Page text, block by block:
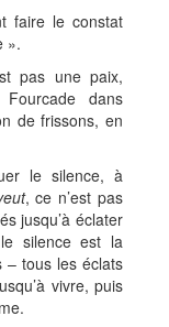
faire le constat
».
pas une paix,
Fourcade dans
de frissons, en
le silence, à
, ce n’est pas
jusqu’à éclater
silence est la
– tous les éclats
vivre, puis